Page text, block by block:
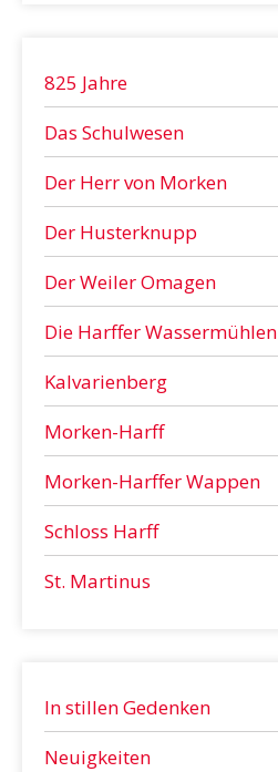
825 Jahre
Das Schulwesen
Der Herr von Morken
Der Husterknupp
Der Weiler Omagen
Die Harffer Wassermühlen
Kalvarienberg
Morken-Harff
Morken-Harffer Wappen
Schloss Harff
St. Martinus
In stillen Gedenken
Neuigkeiten